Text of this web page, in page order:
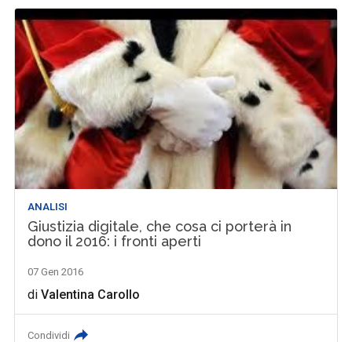
ANALISI
Giustizia digitale, che cosa ci porterà in
dono il 2016: i fronti aperti
07 Gen 2016
diValentina Carollo
Condividi